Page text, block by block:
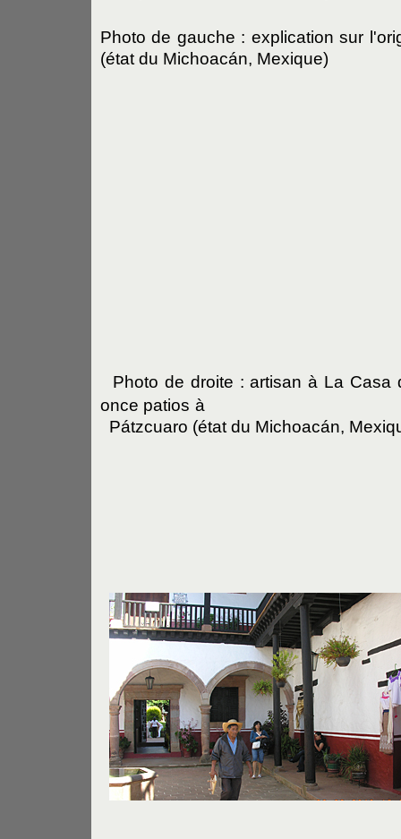
Photo de gauche : explication sur
(état du Michoacán, Mexique)
Photo de droite : artisan à La Casa
once patios à
Pátzcuaro (état du Michoacán,